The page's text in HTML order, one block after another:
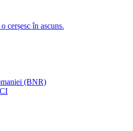
cerșesc în ascuns.
(BNR)